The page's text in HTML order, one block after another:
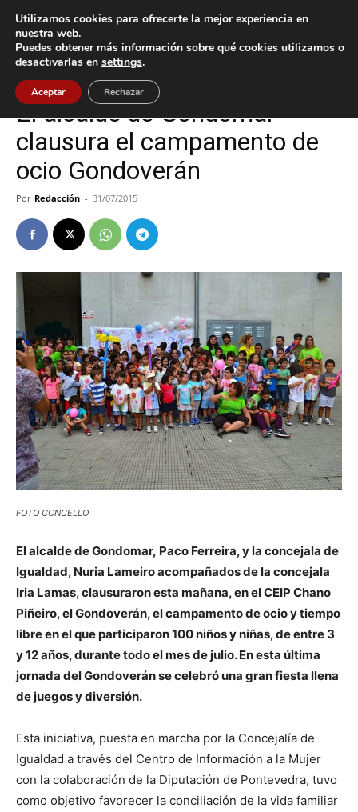
Inicio Gondomar
Gondomar
El alcalde de Gondomar
clausura el campamento de
ocio Gondoverán
Por Redacción - 31/07/2015
FOTO CONCELLO
El alcalde de Gondomar, Paco Ferreira, y la concejala de
Igualdad, Nuria Lameiro acompañados de la concejala
Iria Lamas, clausuraron esta mañana, en el CEIP Chano
Piñeiro, el Gondoverán, el campamento de ocio y tiempo
libre en el que participaron 100 niños y niñas, de entre 3
y 12 años, durante todo el mes de julio. En esta última
jornada del Gondoverán se celebró una gran fiesta llena
de juegos y diversión.
Esta iniciativa, puesta en marcha por la Concejalía de
Igualdad a través del Centro de Información a la Mujer
con la colaboración de la Diputación de Pontevedra, tuvo
como objetivo favorecer la conciliación de la vida familiar
Utilizamos cookies para ofrecerte la mejor experiencia en
nuestra web.
Puedes obtener más información sobre qué cookies utilizamos o
desactivarlas en settings.
Aceptar Rechazar